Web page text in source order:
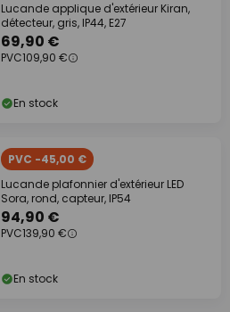
Lucande applique d'extérieur Kiran,
détecteur, gris, IP44, E27
69,90 €
PVC109,90 €
En stock
PVC -45,00 €
Lucande plafonnier d'extérieur LED
Sora, rond, capteur, IP54
94,90 €
PVC139,90 €
En stock